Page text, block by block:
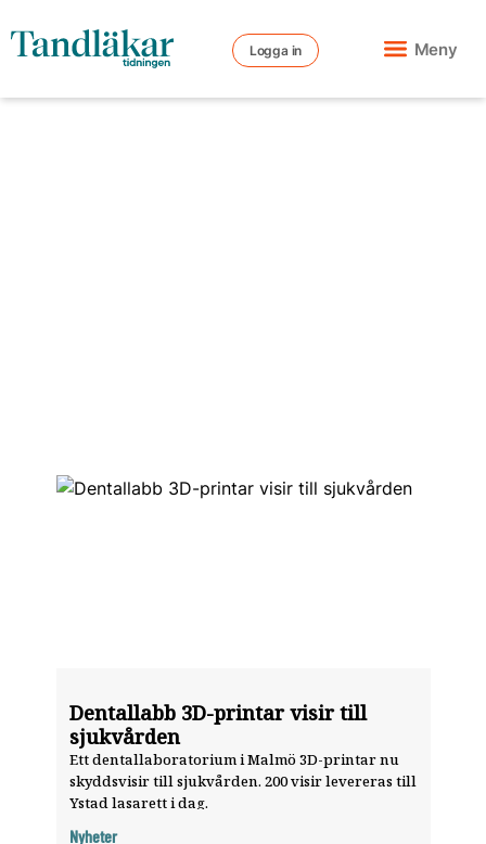
Logga in Meny
Dentallabb 3D-printar visir till
sjukvården
Ett dentallaboratorium i Malmö 3D-printar nu
skyddsvisir till sjukvården. 200 visir levereras till
Ystad lasarett i dag.
Nyheter